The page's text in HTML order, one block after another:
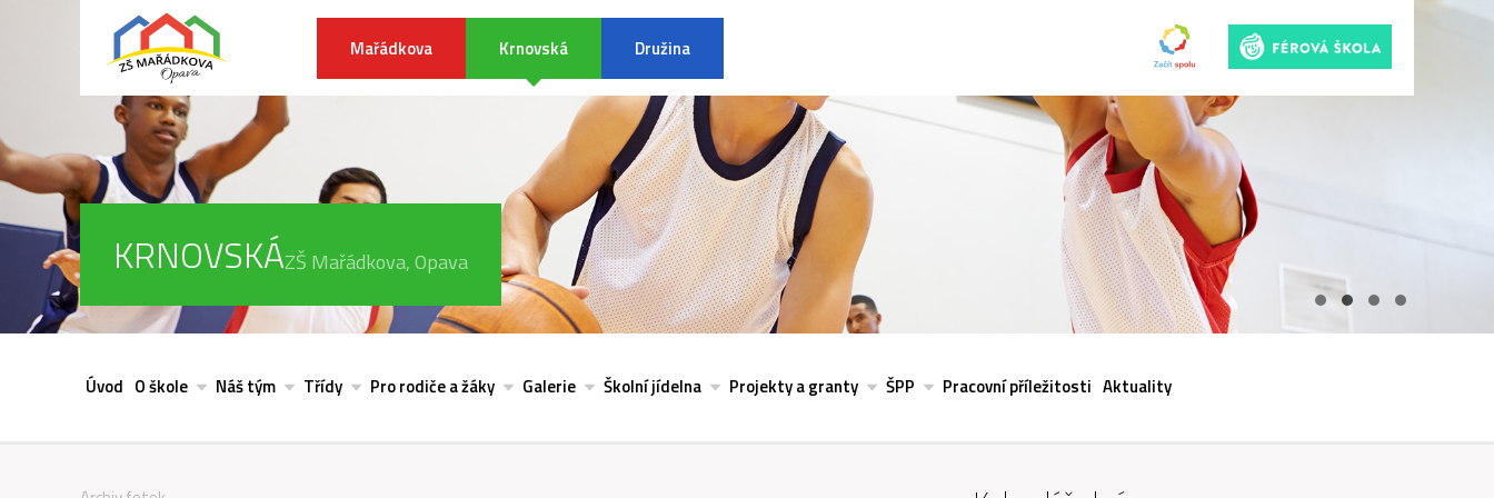
Mařádkova Krnovská Družina
KRNOVSKÁZŠ Mařádkova, Opava
Úvod O škole Náš tým Třídy Pro rodiče a žáky Galerie Školní jídelna Projekty a granty ŠPP Pracovní příležitosti Aktuality